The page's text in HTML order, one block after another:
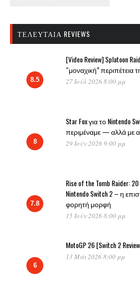
ΤΕΛΕΥΤΑΊΑ REVIEWS
8.5
[Video Review] Splatoon
“μοναχική” περιπέτεια
27 Ιούλ 2026 8:00 μμ
8
Star Fox για το Nintendo
περιμέναμε — αλλά με
29 Ιούν 2026 9:00 μμ
7.8
Rise of the Tomb Raider:
Nintendo Switch 2 – η
φορητή μορφή
15 Ιούν 2026 8:00 μμ
6
MotoGP 26 [Switch 2
13 Μάι 2026 8:00 μμ